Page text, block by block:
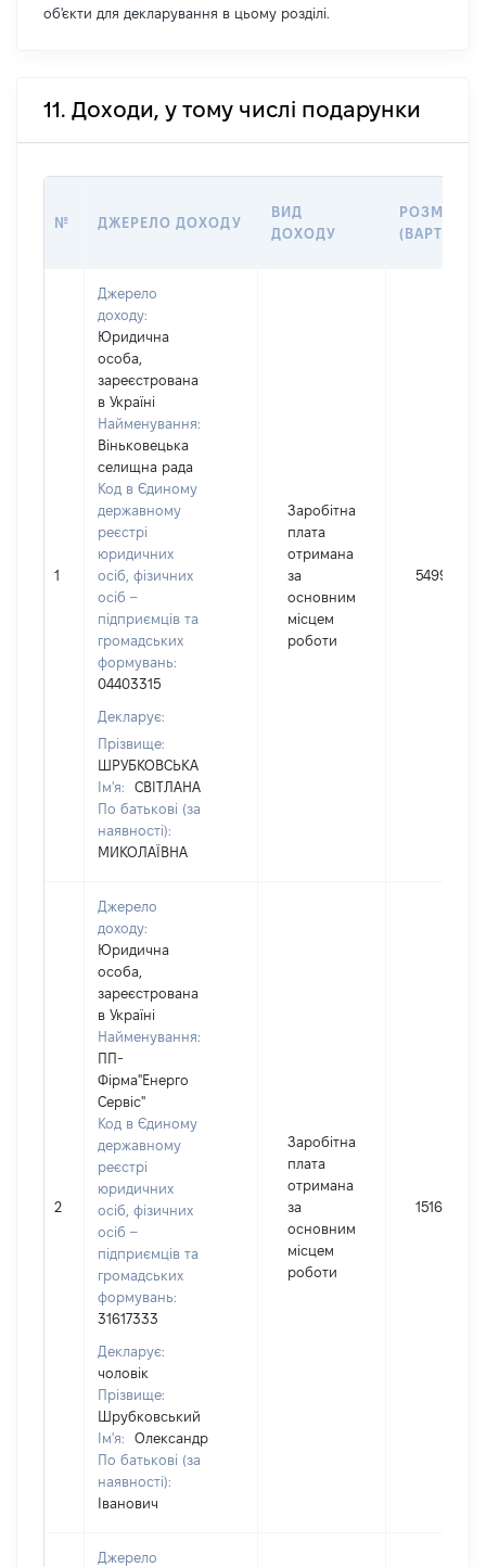
об'єкти для декларування в цьому розділі.
11. Доходи, у тому числі подарунки
№ ДЖЕРЕЛО ДОХОДУ
ВИД
ДОХОДУ
РОЗМІР
(ВАРТІСТЬ)
1
Джерело
доходу:
Юридична
особа,
зареєстрована
в Україні
Найменування:
Віньковецька
селищна рада
Код в Єдиному
державному
реєстрі
юридичних
осіб, фізичних
осіб –
підприємців та
громадських
формувань:
04403315
Декларує:
Прізвище:
ШРУБКОВСЬКА
Ім'я:
СВІТЛАНА
По батькові (за
наявності):
МИКОЛАЇВНА
Заробітна
плата
отримана
за
основним
місцем
роботи
54998
2
Джерело
доходу:
Юридична
особа,
зареєстрована
в Україні
Найменування:
ПП-
Фірма"Енерго
Сервіс"
Код в Єдиному
державному
реєстрі
юридичних
осіб, фізичних
осіб –
підприємців та
громадських
формувань:
31617333
Декларує:
чоловік
Прізвище:
Шрубковський
Ім'я:
Олександр
По батькові (за
наявності):
Іванович
Заробітна
плата
отримана
за
основним
місцем
роботи
15168
Джерело